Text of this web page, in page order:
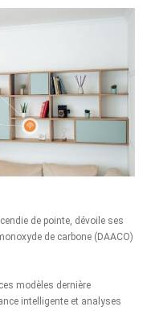
de pointe, dévoile ses
de carbone (DAACO)
modèles dernière
intelligente et analyses